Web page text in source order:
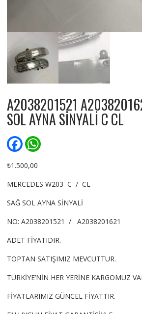
A2038201521
SOL AYNA SİNYALİ C CL
F
a
e
o
W
h
p
₺1.500,00
MERCEDES W203 C / CL
SAĞ SOL AYNA SİNYALİ
NO: A2038201521 / A2038201621
ADET FİYATIDIR.
TOPTAN SATIŞIMIZ MEVCUTTUR.
TÜRKİYE’NİN HER YERİNE KARGOMUZ
FİYATLARIMIZ GÜNCEL FİYATTIR.